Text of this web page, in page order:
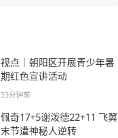
视点｜朝阳区开展青少年暑
期红色宣讲活动
33分钟前
佩奇17+5谢泼德22+11 飞翼
末节遭神秘人逆转